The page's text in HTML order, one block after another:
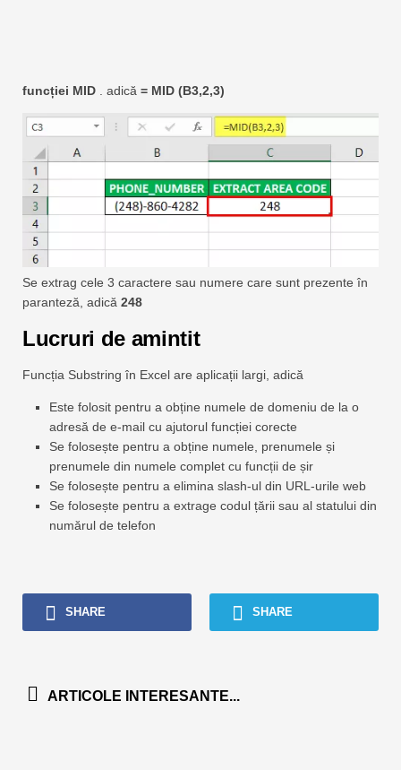
funcției MID . adică = MID (B3,2,3)
Se extrag cele 3 caractere sau numere care sunt prezente în
paranteză, adică 248
Lucruri de amintit
Funcția Substring în Excel are aplicații largi, adică
Este folosit pentru a obține numele de domeniu de la o
adresă de e-mail cu ajutorul funcției corecte
Se folosește pentru a obține numele, prenumele și
prenumele din numele complet cu funcții de șir
Se folosește pentru a elimina slash-ul din URL-urile web
Se folosește pentru a extrage codul țării sau al statului din
numărul de telefon
SHARE SHARE
ARTICOLE INTERESANTE...